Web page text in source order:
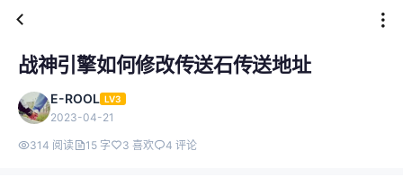
战神引擎如何修改传送石传送地址
E-ROOL LV3
2023-04-21
314 阅读 15 字 3 喜欢 4 评论